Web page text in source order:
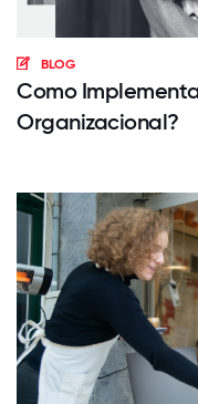
BLOG
Como
Organizacional?